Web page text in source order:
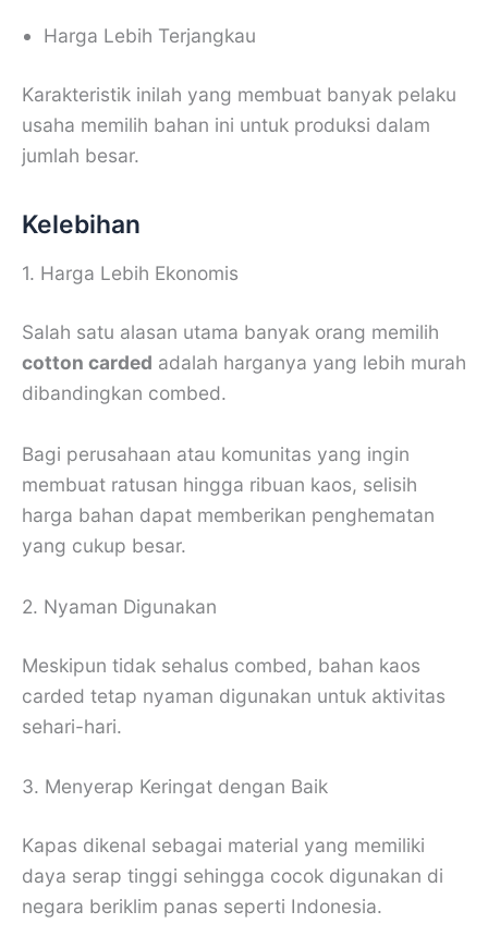
Harga Lebih Terjangkau
Karakteristik inilah yang membuat banyak pelaku
usaha memilih bahan ini untuk produksi dalam
jumlah besar.
Kelebihan
1. Harga Lebih Ekonomis
Salah satu alasan utama banyak orang memilih
cotton carded adalah harganya yang lebih murah
dibandingkan combed.
Bagi perusahaan atau komunitas yang ingin
membuat ratusan hingga ribuan kaos, selisih
harga bahan dapat memberikan penghematan
yang cukup besar.
2. Nyaman Digunakan
Meskipun tidak sehalus combed, bahan kaos
carded tetap nyaman digunakan untuk aktivitas
sehari-hari.
3. Menyerap Keringat dengan Baik
Kapas dikenal sebagai material yang memiliki
daya serap tinggi sehingga cocok digunakan di
negara beriklim panas seperti Indonesia.